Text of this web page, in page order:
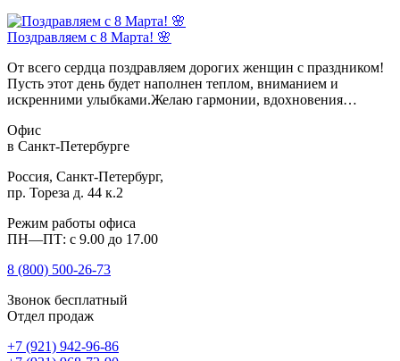
Поздравляем с 8 Марта! 🌸
От всего сердца поздравляем дорогих женщин с праздником!
Пусть этот день будет наполнен теплом, вниманием и
искренними улыбками.Желаю гармонии, вдохновения…
Офис
в Санкт-Петербурге
Россия, Санкт-Петербург,
пр. Тореза д. 44 к.2
Режим работы офиса
ПН—ПТ: с 9.00 до 17.00
8 (800) 500-26-73
Звонок бесплатный
Отдел продаж
+7 (921) 942-96-86